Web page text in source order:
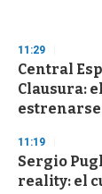
d
s
o
f
3
s
e
c
o
11:29
Central
Clausura:
11:19
Sergio
reality: el